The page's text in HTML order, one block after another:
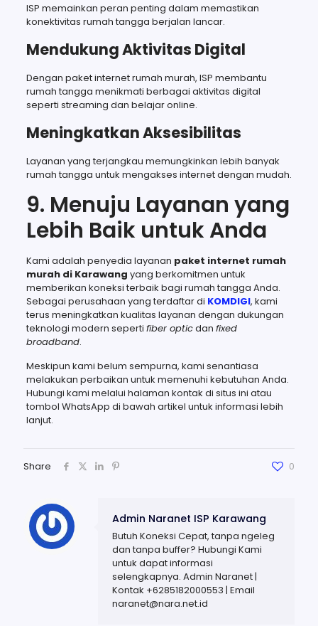
ISP memainkan peran penting dalam memastikan
konektivitas rumah tangga berjalan lancar.
Mendukung Aktivitas Digital
Dengan paket internet rumah murah, ISP membantu
rumah tangga menikmati berbagai aktivitas digital
seperti streaming dan belajar online.
Meningkatkan Aksesibilitas
Layanan yang terjangkau memungkinkan lebih banyak
rumah tangga untuk mengakses internet dengan mudah.
9. Menuju Layanan yang
Lebih Baik untuk Anda
Kami adalah penyedia layanan paket internet rumah
murah di Karawang yang berkomitmen untuk
memberikan koneksi terbaik bagi rumah tangga Anda.
Sebagai perusahaan yang terdaftar di KOMDIGI, kami
terus meningkatkan kualitas layanan dengan dukungan
teknologi modern seperti fiber opticdan fixed
broadband.
Meskipun kami belum sempurna, kami senantiasa
melakukan perbaikan untuk memenuhi kebutuhan Anda.
Hubungi kami melalui halaman kontak di situs ini atau
tombol WhatsApp di bawah artikel untuk informasi lebih
lanjut.
Share 0
Admin Naranet ISP Karawang
Butuh Koneksi Cepat, tanpa ngeleg
dan tanpa buffer? Hubungi Kami
untuk dapat informasi
selengkapnya. Admin Naranet |
Kontak +6285182000553 | Email
naranet@nara.net.id